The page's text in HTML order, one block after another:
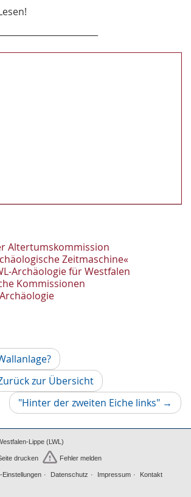
Altertumskommission
Zeitmaschine«
Archäologie für Westfalen
Kommissionen
Vorheriger
Artikel
zur Übersicht
"Hinter der zweiten Eiche links"
Artikel
→
Lippe (LWL)
drucken Fehler melden
Einstellungen Datenschutz Impressum
Kontakt